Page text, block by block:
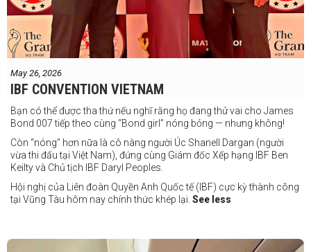
May 26, 2026
IBF CONVENTION VIETNAM
Bạn có thể được tha thứ nếu nghĩ rằng họ đang thử vai cho James
Bond 007 tiếp theo cùng “Bond girl” nóng bỏng — nhưng không!
Còn “nóng” hơn nữa là cô nàng người Úc Shanell Dargan (người
vừa thi đấu tại Việt Nam), đứng cùng Giám đốc Xếp hạng IBF Ben
Keilty và Chủ tịch IBF Daryl Peoples.
Hội nghị của Liên đoàn Quyền Anh Quốc tế (IBF) cực kỳ thành công
tại Vũng Tàu hôm nay chính thức khép lại. See less